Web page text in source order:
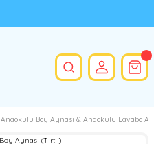
Anaokulu Boy Aynası & Anaokulu Lavabo